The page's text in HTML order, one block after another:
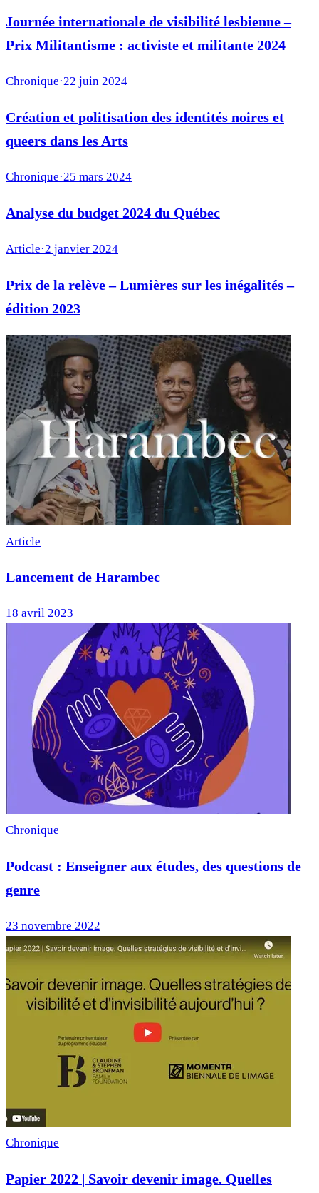
Journée internationale de visibilité lesbienne –
Prix Militantisme : activiste et militante 2024
Chronique·22 juin 2024
Création et politisation des identités noires et
queers dans les Arts
Chronique·25 mars 2024
Analyse du budget 2024 du Québec
Article·2 janvier 2024
Prix de la relève – Lumières sur les inégalités –
édition 2023
Article
Lancement de Harambec
18 avril 2023
Chronique
Podcast : Enseigner aux études, des questions de
genre
23 novembre 2022
Chronique
Papier 2022 | Savoir devenir image. Quelles